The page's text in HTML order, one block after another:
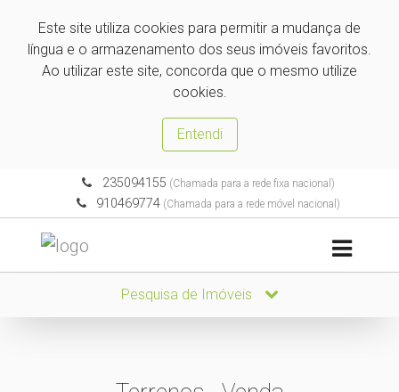
Este site utiliza cookies para permitir a mudança de
língua e o armazenamento dos seus imóveis favoritos.
Ao utilizar este site, concorda que o mesmo utilize
cookies.
Entendi
235094155 (Chamada para a rede fixa nacional)
910469774 (Chamada para a rede móvel nacional)
Pesquisa de Imóveis